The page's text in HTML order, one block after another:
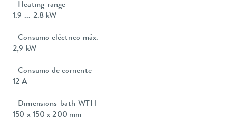
Heating_range
1.9 ... 2.8 kW
Consumo eléctrico máx.
2,9 kW
Consumo de corriente
12 A
Dimensions_bath_WTH
150 x 150 x 200 mm